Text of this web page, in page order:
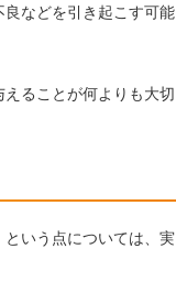
などを引き起こす可能
ることが何よりも大切
いう点については、実